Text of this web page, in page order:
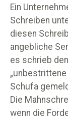
Ein
Schreiben
diesen
angebliche
es schrieb
Schufa
Die
wenn die